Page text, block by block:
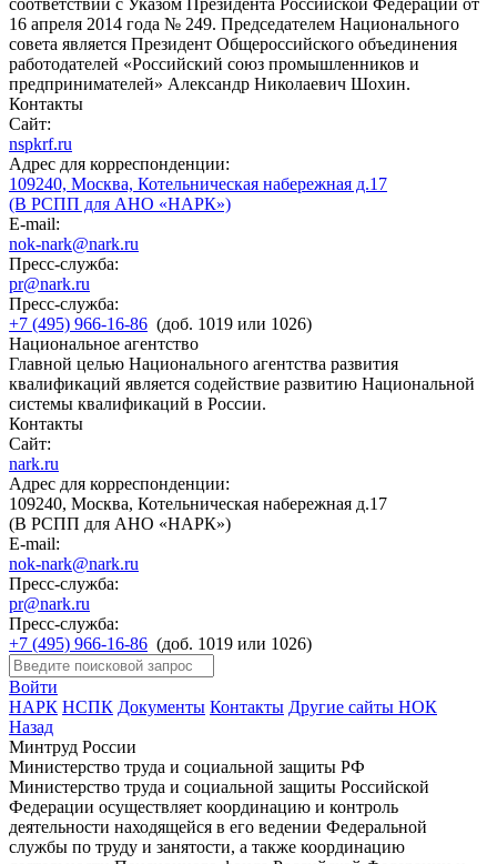
соответствии с Указом Президента Российской Федерации от
16 апреля 2014 года № 249. Председателем Национального
совета является Президент Общероссийского объединения
работодателей «Российский союз промышленников и
предпринимателей» Александр Николаевич Шохин.
Контакты
Сайт:
nspkrf.ru
Адрес для корреспонденции:
109240, Москва, Котельническая набережная д.17
(В РСПП для АНО «НАРК»)
E-mail:
nok-nark@nark.ru
Пресс-служба:
pr@nark.ru
Пресс-служба:
+7 (495) 966-16-86 (доб. 1019 или 1026)
Национальное агентство
Главной целью Национального агентства развития
квалификаций является содействие развитию Национальной
системы квалификаций в России.
Контакты
Сайт:
nark.ru
Адрес для корреспонденции:
109240, Москва, Котельническая набережная д.17
(В РСПП для АНО «НАРК»)
E-mail:
nok-nark@nark.ru
Пресс-служба:
pr@nark.ru
Пресс-служба:
+7 (495) 966-16-86 (доб. 1019 или 1026)
Войти
НАРК НСПК Документы Контакты Другие сайты НОК
Назад
Минтруд России
Министерство труда и социальной защиты РФ
Министерство труда и социальной защиты Российской
Федерации осуществляет координацию и контроль
деятельности находящейся в его ведении Федеральной
службы по труду и занятости, а также координацию